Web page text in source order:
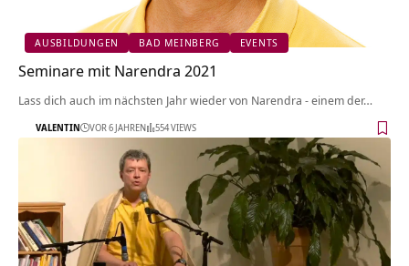
AUSBILDUNGEN BAD MEINBERG EVENTS
Seminare mit Narendra 2021
Lass dich auch im nächsten Jahr wieder von Narendra - einem der…
VALENTIN VOR 6 JAHREN 554 VIEWS